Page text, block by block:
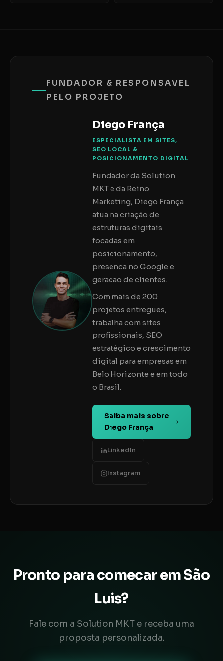
FUNDADOR & RESPONSAVEL
PELO PROJETO
Diego França
ESPECIALISTA EM SITES,
SEO LOCAL &
POSICIONAMENTO DIGITAL
Fundador da Solution
MKT e da Reino
Marketing, Diego França
atua na criação de
estruturas digitais
focadas em
posicionamento,
presenca no Google e
geracao de clientes.
Com mais de 200
projetos entregues,
trabalha com sites
profissionais, SEO
estratégico e crescimento
digital para empresas em
Belo Horizonte e em todo
o Brasil.
Saiba mais sobre
Diego França
LinkedIn
Instagram
Pronto para comecar em São
Luis?
Fale com a Solution MKT e receba uma
proposta personalizada.